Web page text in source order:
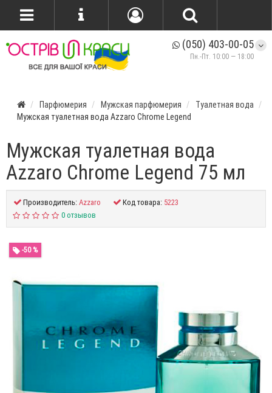
(050) 403-00-05
Пн.-Пт. 10:00 — 18:00
Парфюмерия Мужская парфюмерия
Туалетная вода
Мужская туалетная вода Azzaro Chrome Legend
Мужская туалетная вода
Azzaro Chrome Legend 75 мл
Производитель:Azzaro Код товара: 5223
0 отзывов
-50 %